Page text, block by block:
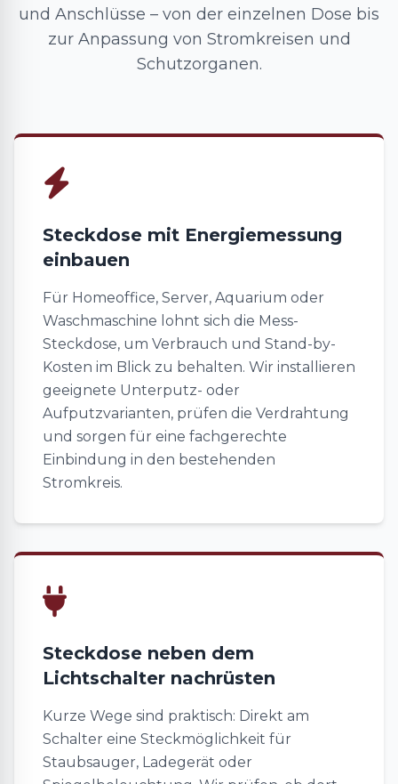
und Anschlüsse – von der einzelnen Dose bis
zur Anpassung von Stromkreisen und
Schutzorganen.
Steckdose mit Energiemessung
einbauen
Für Homeoffice, Server, Aquarium oder
Waschmaschine lohnt sich die Mess-
Steckdose, um Verbrauch und Stand-by-
Kosten im Blick zu behalten. Wir installieren
geeignete Unterputz- oder
Aufputzvarianten, prüfen die Verdrahtung
und sorgen für eine fachgerechte
Einbindung in den bestehenden
Stromkreis.
Steckdose neben dem
Lichtschalter nachrüsten
Kurze Wege sind praktisch: Direkt am
Schalter eine Steckmöglichkeit für
Staubsauger, Ladegerät oder